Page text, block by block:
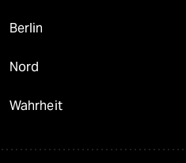
Berlin
Nord
Wahrheit